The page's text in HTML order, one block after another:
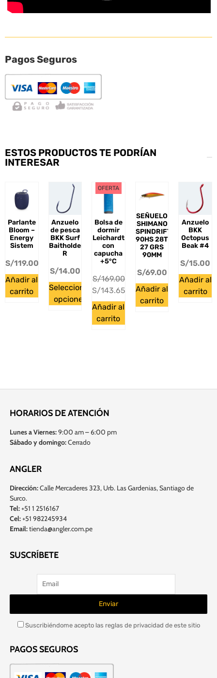
Pagos Seguros
ESTOS PRODUCTOS TE PODRÍAN
INTERESAR
Parlante
Bloom –
Energy
Sistem
S/119.00
Añadir al
carrito
Anzuelo
de pesca
BKK Surf
Baitholder-
R
S/14.00
Seleccionar
opciones
OFERTA
Bolsa de
dormir
Leichardt
con
capucha
+5°C
S/169.00
S/143.65
Añadir al
carrito
SEÑUELO
SHIMANO
SPINDRIFT
90HS 28T
27 GRS
90MM
S/69.00
Añadir al
carrito
Anzuelo
BKK
Octopus
Beak #4
S/15.00
Añadir al
carrito
HORARIOS DE ATENCIÓN
Lunes a Viernes:9:00 am – 6:00 pm
Sábado y domingo:Cerrado
ANGLER
Dirección:Calle Mercaderes 323, Urb. Las Gardenias, Santiago de
Surco.
Tel:+51 1 2516167
Cel:+51 982245934
Email:tienda@angler.com.pe
SUSCRÍBETE
Suscribiéndome acepto las reglas de privacidad de este sitio
PAGOS SEGUROS